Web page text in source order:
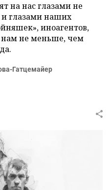
на нас глазами не
и глазами наших
иноагентов,
не меньше, чем
Гатцемайер